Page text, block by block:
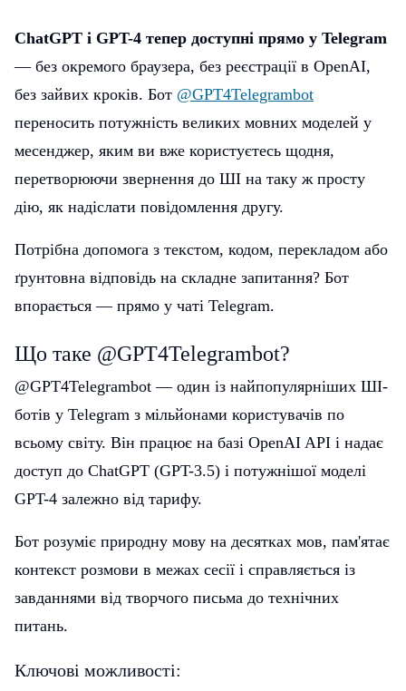
ChatGPT і GPT-4 тепер доступні прямо у Telegram
— без окремого браузера, без реєстрації в OpenAI,
без зайвих кроків. Бот @GPT4Telegrambot
переносить потужність великих мовних моделей у
месенджер, яким ви вже користуєтесь щодня,
перетворюючи звернення до ШІ на таку ж просту
дію, як надіслати повідомлення другу.
Потрібна допомога з текстом, кодом, перекладом або
ґрунтовна відповідь на складне запитання? Бот
впорається — прямо у чаті Telegram.
Що таке @GPT4Telegrambot?
@GPT4Telegrambot — один із найпопулярніших ШІ-
ботів у Telegram з мільйонами користувачів по
всьому світу. Він працює на базі OpenAI API і надає
доступ до ChatGPT (GPT-3.5) і потужнішої моделі
GPT-4 залежно від тарифу.
Бот розуміє природну мову на десятках мов, пам'ятає
контекст розмови в межах сесії і справляється із
завданнями від творчого письма до технічних
питань.
Ключові можливості: